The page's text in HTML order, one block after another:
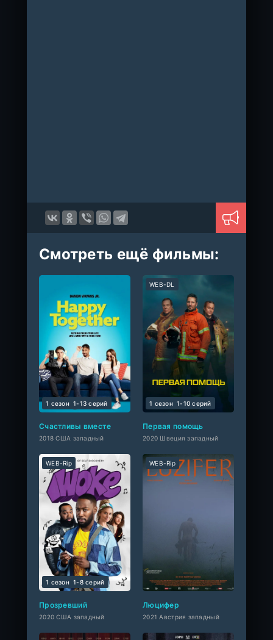
Смотреть ещё фильмы:
Счастливы вместе
2018 США западный
1 сезон 1-13 cерий
Первая помощь
2020 Швеция западный
WEB-DL
1 сезон 1-10 cерий
Прозревший
2020 США западный
WEB-Rip
1 сезон 1-8 cерий
Люцифер
2021 Австрия западный
WEB-Rip